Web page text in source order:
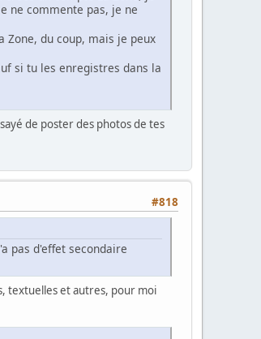
ne commente pas, je ne
Zone, du coup, mais je peux
si tu les enregistres dans la
de poster des photos de tes
#818
pas d'effet secondaire
textuelles et autres, pour moi